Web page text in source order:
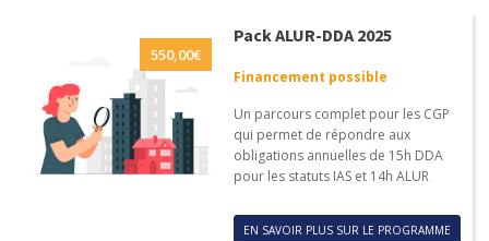
550,00€
Pack ALUR-DDA 2025
Financement possible
Un parcours complet pour les CGP
qui permet de répondre aux
obligations annuelles de 15h DDA
pour les statuts IAS et 14h ALUR
EN SAVOIR PLUS SUR LE PROGRAMME